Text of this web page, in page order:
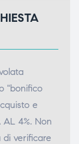
"bonifico
e
4%. Non
verificare